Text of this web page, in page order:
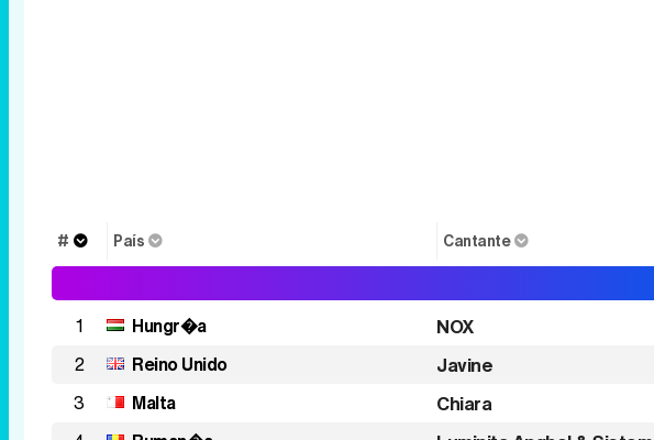
# País Cantante
1 Hungr�a NOX
2 Reino Unido Javine
3 Malta Chiara